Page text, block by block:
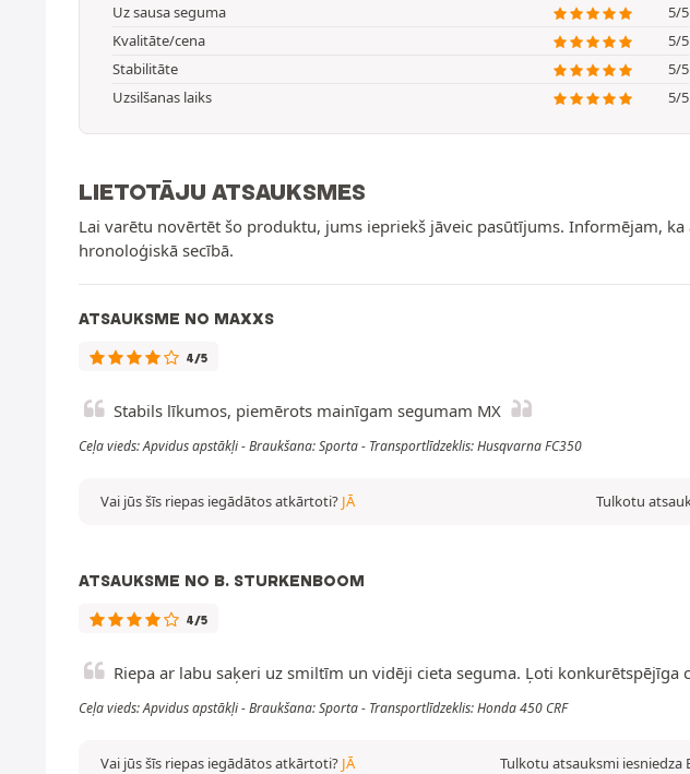
Uz sausa seguma
5/5
Kvalitāte/cena
5/5
Stabilitāte
5/5
Uzsilšanas laiks
5/5
LIETOTĀJU ATSAUKSMES
Lai varētu novērtēt šo produktu, jums iepriekš jāveic pasūtījums. Informējam, ka
hronoloģiskā secībā.
ATSAUKSME NO MAXXS
4/5
Stabils līkumos, piemērots mainīgam segumam MX
Ceļa vieds: Apvidus apstākļi - Braukšana: Sporta - Transportlīdzeklis: Husqvarna FC350
Tulkotu
Vai jūs šīs riepas iegādātos atkārtoti? JĀ
ATSAUKSME NO B. STURKENBOOM
4/5
Riepa ar labu saķeri uz smiltīm un vidēji cieta seguma. Ļoti konkurētspējīga
Ceļa vieds: Apvidus apstākļi - Braukšana: Sporta - Transportlīdzeklis: Honda 450 CRF
Tulkotu atsauksmi iesniedza
Vai jūs šīs riepas iegādātos atkārtoti? JĀ